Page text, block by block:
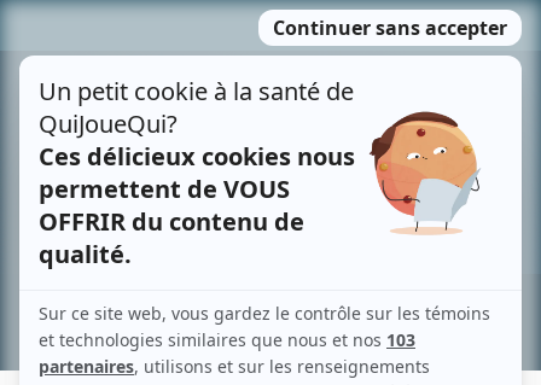
MENU
contenu
Recherche avancée »